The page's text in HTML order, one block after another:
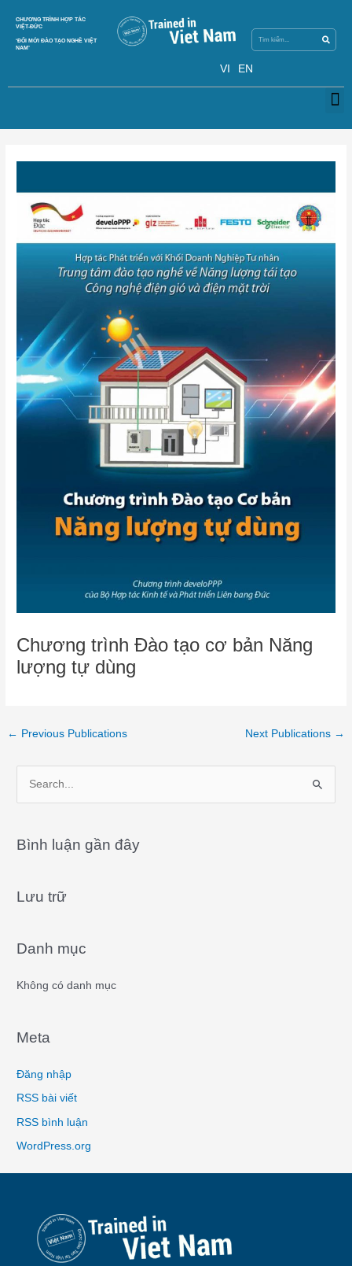
content
CHƯƠNG TRÌNH HỢP TÁC
VIỆT-ĐỨC
‘ĐỔI MỚI ĐÀO TẠO NGHỀ VIỆT
NAM’
VI EN
Chương trình Đào tạo cơ bản Năng
lượng tự dùng
← Previous Publications Next Publications →
r
h
:
Bình luận gần đây
Lưu trữ
Danh mục
Không có danh mục
Meta
Đăng nhập
RSS bài viết
RSS bình luận
WordPress.org